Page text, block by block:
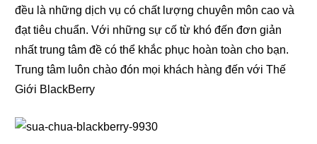
đều là những dịch vụ có chất lượng chuyên môn cao và
đạt tiêu chuẩn. Với những sự cố từ khó đến đơn giản
nhất trung tâm đề có thể khắc phục hoàn toàn cho bạn.
Trung tâm luôn chào đón mọi khách hàng đến với Thế
Giới BlackBerry